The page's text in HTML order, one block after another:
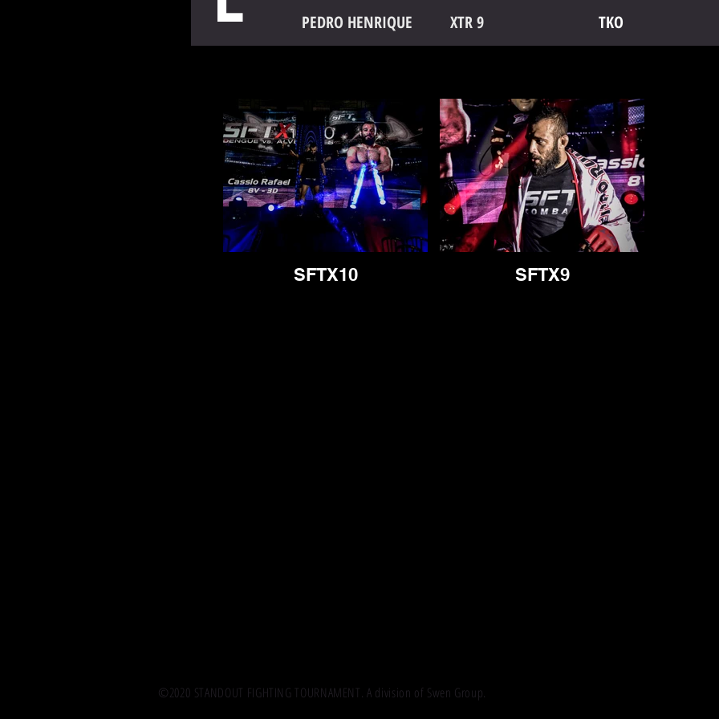
PEDRO HENRIQUE
XTR 9 TKO
SFTX10 SFTX9
©2020 STANDOUT FIGHTING TOURNAMENT. A division of Swen Group.